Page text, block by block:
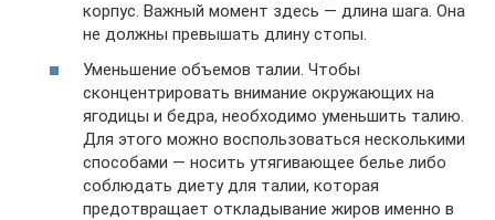
корпус. Важный момент здесь — длина шага. Она
не должны превышать длину стопы.
Уменьшение объемов талии. Чтобы
сконцентрировать внимание окружающих на
ягодицы и бедра, необходимо уменьшить талию.
Для этого можно воспользоваться несколькими
способами — носить утягивающее белье либо
соблюдать диету для талии, которая
предотвращает откладывание жиров именно в